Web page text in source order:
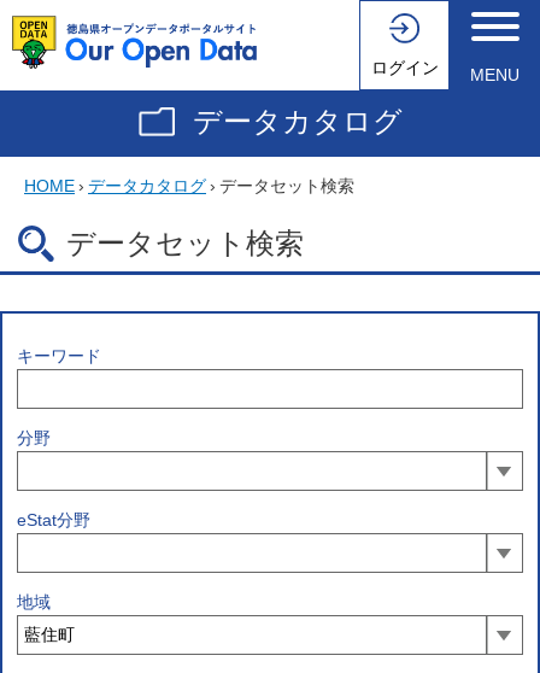
ログイン MENU
データカタログ
HOME› データカタログ› データセット検索
データセット検索
キーワード
分野
eStat分野
地域